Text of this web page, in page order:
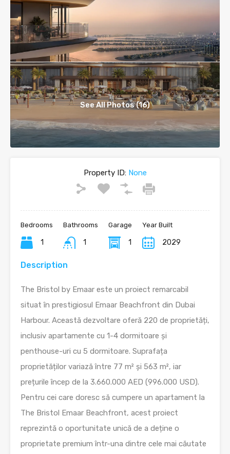
See All Photos (16)
Property ID:None
Bedrooms
1
Bathrooms
1
Garage
1
Year Built
2029
Description
The Bristol by Emaar este un proiect remarcabil
situat în prestigiosul Emaar Beachfront din Dubai
Harbour. Această dezvoltare oferă 220 de proprietăți,
inclusiv apartamente cu 1-4 dormitoare și
penthouse-uri cu 5 dormitoare. Suprafața
proprietăților variază între 77 m² și 563 m², iar
prețurile încep de la 3.660.000 AED (996.000 USD).
Pentru cei care doresc să cumpere un apartament la
The Bristol Emaar Beachfront, acest proiect
reprezintă o oportunitate unică de a deține o
proprietate premium într-una dintre cele mai căutate